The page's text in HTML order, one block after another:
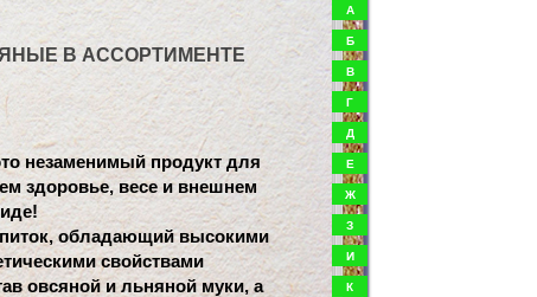
В АССОРТИМЕНТЕ
незаменимый продукт для
здоровье, весе и внешнем
обладающий высокими
свойствами
овсяной и льняной муки, а
А
Б
В
Г
Д
Е
Ж
З
И
К